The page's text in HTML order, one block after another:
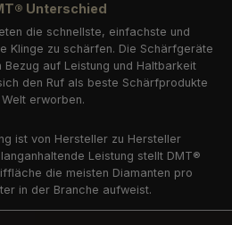
Unterschied
die schnellste, einfachste und
Klinge zu schärfen. Die Schärfgeräte
auf Leistung und Haltbarkeit
den Ruf als beste Schärfprodukte
erworben.
ist von Hersteller zu Hersteller
Leistung stellt DMT®
die meisten Diamanten pro
in der Branche aufweist.